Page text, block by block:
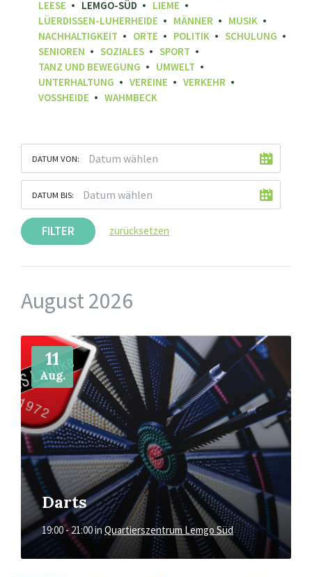
LEESE
LEMGO-SÜD
LIEME
LÜERDISSEN-LUHERHEIDE
MÄNNER
MUSIK
NACHHALTIGKEIT
ORTE POLITIK
SCHULUNG
SENIOREN
SOZIALES
SPORT
TANZ UND BEWEGUNG
UMWELT
UNTERHALTUNG
VEREINE
VERKEHR
VOSSHEIDE
WAHMBECK
DATUM VON:
DATUM BIS:
FILTER zurücksetzen
August 2026
11
Aug.
Darts
19:00 - 21:00inQuartierszentrum Lemgo Süd
Mehr